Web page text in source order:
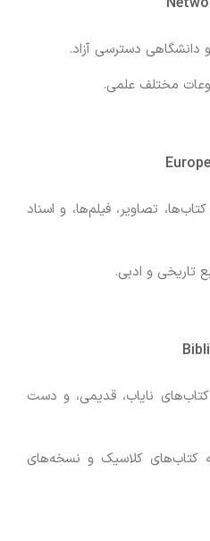
دانشگاهی دسترسی آزاد.
مختلف علمی.
تصاویر، فیلم‌ها، و اسناد
تاریخی و ادبی.
نایاب، قدیمی، و دست
کتاب‌های کلاسیک و نسخه‌های